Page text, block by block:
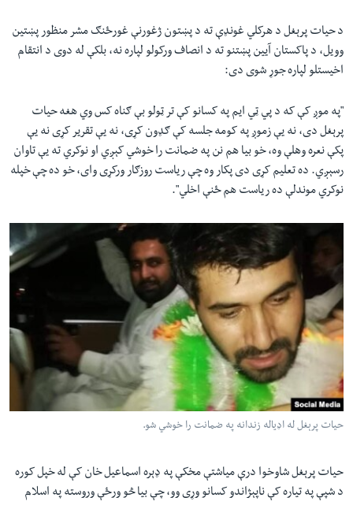
د حیات پرېغل د هرکلي غونډې ته د پښتون ژغورنې غورځنګ مشر منظور پښتین
وویل، د پاکستان آیین پښتنو ته د انصاف ورکولو لپاره نه، بلکې له دوی د انتقام
اخیستلو لپاره جوړ شوی دی:
"په موږ کې که د پي ټي ایم په کسانو کې تر ټولو بې ګناه کس وي هغه حیات
پرېغل دی، نه یې زموږ په کومه جلسه کې ګډون کړی، نه یې تقریر کړی نه یې
پکې نعره وهلې وه، خو بیا هم نن په ضمانت را خوشي کېږي او نوکري ته یې تاوان
رسېږي. ده تعلیم کړی دی پکار وه چې ریاست روزګار ورکړی وای، خو ده چې خپله
نوکري موندلې ده ریاست هم ځنې اخلي".
حیات پرېغل له اډیاله زندانه په ضمانت را خوشي شو.
حیات پرېغل شاوخوا درې میاشتې مخکې په ډېره اسماعیل خان کې له خپل کوره
د شپې په تیاره کې ناپېژاندو کسانو وړی وو، چې بیا څو ورځې وروسته په اسلام